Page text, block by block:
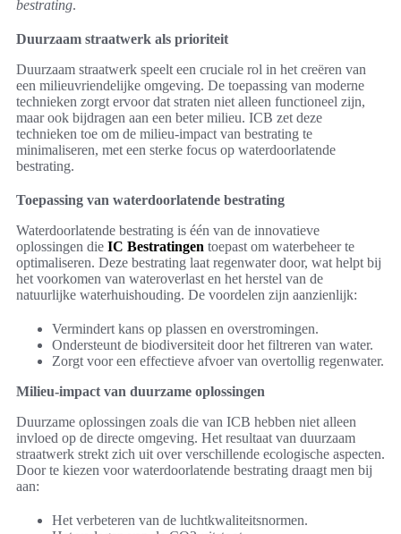
bestrating.
Duurzaam straatwerk als prioriteit
Duurzaam straatwerk speelt een cruciale rol in het creëren van
een milieuvriendelijke omgeving. De toepassing van moderne
technieken zorgt ervoor dat straten niet alleen functioneel zijn,
maar ook bijdragen aan een beter milieu. ICB zet deze
technieken toe om de milieu-impact van bestrating te
minimaliseren, met een sterke focus op waterdoorlatende
bestrating.
Toepassing van waterdoorlatende bestrating
Waterdoorlatende bestrating is één van de innovatieve
oplossingen die IC Bestratingen toepast om waterbeheer te
optimaliseren. Deze bestrating laat regenwater door, wat helpt bij
het voorkomen van wateroverlast en het herstel van de
natuurlijke waterhuishouding. De voordelen zijn aanzienlijk:
Vermindert kans op plassen en overstromingen.
Ondersteunt de biodiversiteit door het filtreren van water.
Zorgt voor een effectieve afvoer van overtollig regenwater.
Milieu-impact van duurzame oplossingen
Duurzame oplossingen zoals die van ICB hebben niet alleen
invloed op de directe omgeving. Het resultaat van duurzaam
straatwerk strekt zich uit over verschillende ecologische aspecten.
Door te kiezen voor waterdoorlatende bestrating draagt men bij
aan:
Het verbeteren van de luchtkwaliteitsnormen.